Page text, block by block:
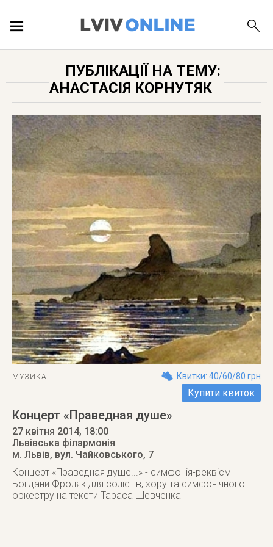
ЛОКАЦІЇ
ПУБЛІКАЦІЇ
ДОВІДКА
ПУБЛІКАЦІЇ НА ТЕМУ:
АНАСТАСІЯ КОРНУТЯК
МУЗИКА Квитки: 40/60/80 грн
Купити квиток
Концерт «Праведная душе»
27 квітня 2014, 18:00
Львівська філармонія
м. Львів, вул. Чайковського, 7
Концерт «Праведная душе...» - симфонія-реквієм
Богдани Фроляк для солістів, хору та симфонічного
оркестру на тексти Тараса Шевченка